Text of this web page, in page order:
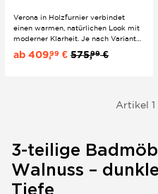
Konsole
Verona in Holzfurnier verbindet
einen warmen, natürlichen Look mit
moderner Klarheit. Je nach Variante
ist das Set mit Einbauwaschbecken
erhältlich oder mit Konsole und
ab 409,99 € 575,99€
Artikel 1
3-teilige
Walnuss –
Tiefe